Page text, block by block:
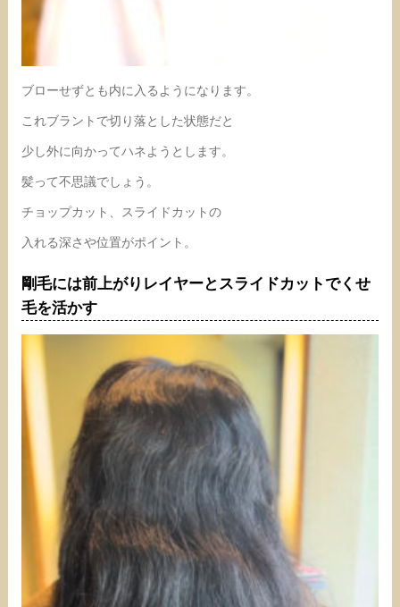
ブローせずとも内に入るようになります。
これブラントで切り落とした状態だと
少し外に向かってハネようとします。
髪って不思議でしょう。
チョップカット、スライドカットの
入れる深さや位置がポイント。
剛毛には前上がりレイヤーとスライドカットでくせ
毛を活かす